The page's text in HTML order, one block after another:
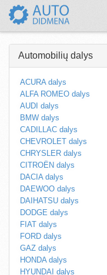
Automobilių dalys
ACURA dalys
ALFA ROMEO dalys
AUDI dalys
BMW dalys
CADILLAC dalys
CHEVROLET dalys
CHRYSLER dalys
CITROËN dalys
DACIA dalys
DAEWOO dalys
DAIHATSU dalys
DODGE dalys
FIAT dalys
FORD dalys
GAZ dalys
HONDA dalys
HYUNDAI dalys